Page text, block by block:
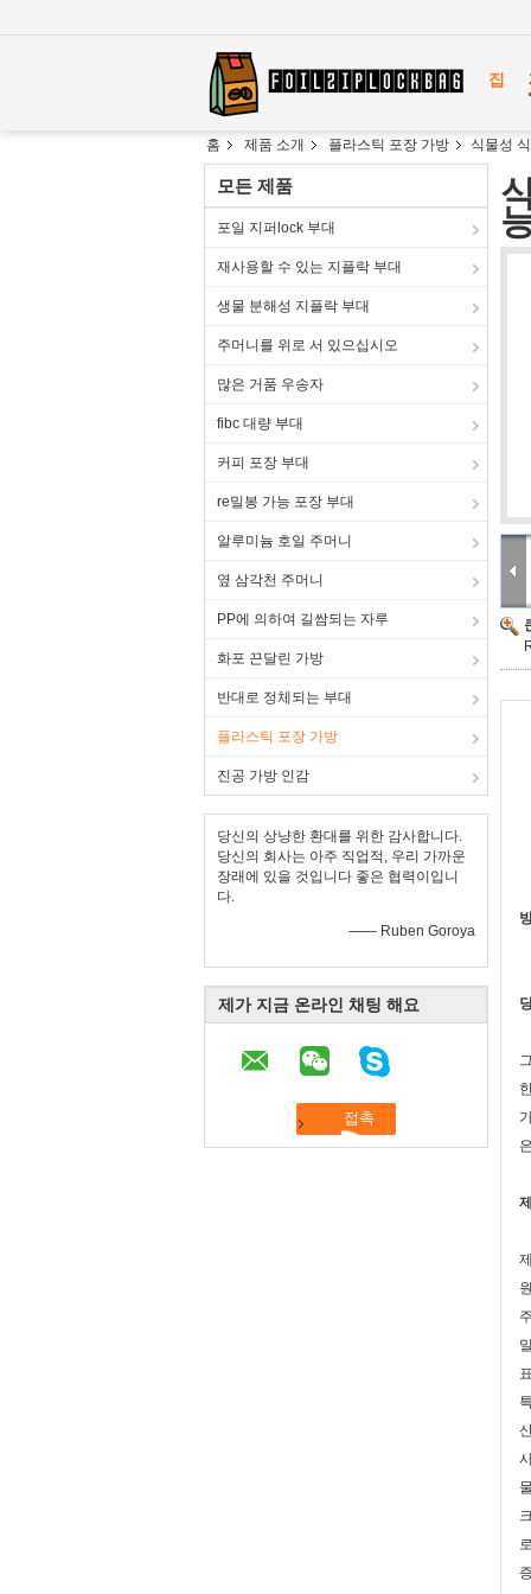
집
홈 제품 소개 플라스틱 포장 가방 식물성
모든 제품
포일 지퍼lock 부대
재사용할 수 있는 지플락 부대
생물 분해성 지플락 부대
주머니를 위로 서 있으십시오
많은 거품 우송자
fibc 대량 부대
커피 포장 부대
re밀봉 가능 포장 부대
알루미늄 호일 주머니
옆 삼각천 주머니
PP에 의하여 길쌈되는 자루
화포 끈달린 가방
반대로 정체되는 부대
플라스틱 포장 가방
진공 가방 인감
당신의 상냥한 환대를 위한 감사합니다.
당신의 회사는 아주 직업적, 우리 가까운
장래에 있을 것입니다 좋은 협력이입니
다.
—— Ruben Goroya
제가 지금 온라인 채팅 해요